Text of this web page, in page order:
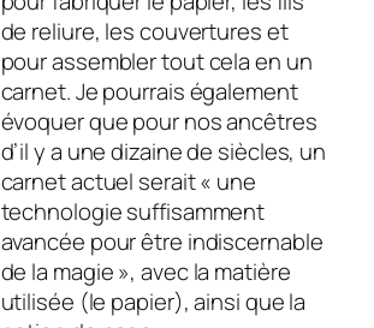
de reliure, les couvertures et
pour assembler tout cela en un
carnet. Je pourrais également
évoquer que pour nos ancêtres
d’il y a une dizaine de siècles, un
carnet actuel serait « une
technologie suffisamment
avancée pour être indiscernable
de la magie », avec la matière
utilisée (le papier), ainsi que la